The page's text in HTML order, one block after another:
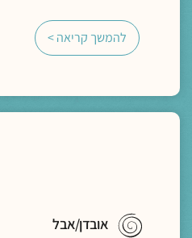
להמשך קריאה >
אובדן/אבל